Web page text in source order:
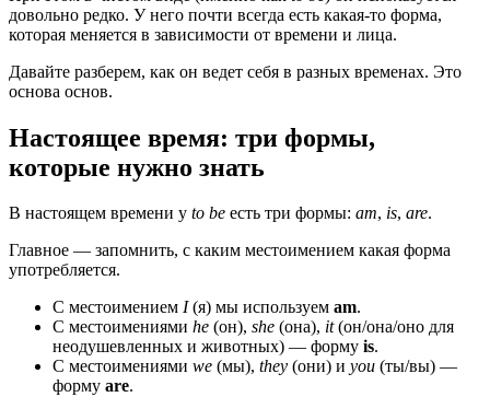
довольно редко. У него почти всегда есть какая-то форма,
которая меняется в зависимости от времени и лица.
Давайте разберем, как он ведет себя в разных временах. Это
основа основ.
Настоящее время: три формы,
которые нужно знать
В настоящем времени у to be есть три формы: am, is, are.
Главное — запомнить, с каким местоимением какая форма
употребляется.
С местоимением I(я) мы используем am.
С местоимениями he (он), she (она), it(он/она/оно для
неодушевленных и животных) — форму is.
С местоимениями we (мы), they (они) и you (ты/вы) —
форму are.